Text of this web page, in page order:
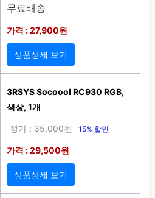
무료배송
가격 : 27,900원
상품상세 보기
3RSYS Socoool RC930 RGB,
색상, 1개
정가 : 35,000원 15% 할인
가격 : 29,500원
상품상세 보기